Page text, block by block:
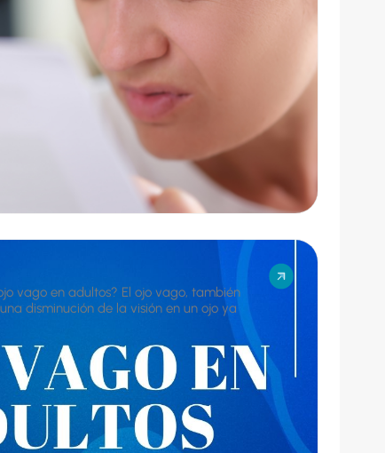
vago en adultos? El ojo vago, también
disminución de la visión en un ojo ya